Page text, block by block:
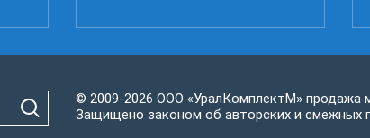
© 2009-2026 ООО «УралКомплектМ» продажа
Защищено законом об авторских и смежных